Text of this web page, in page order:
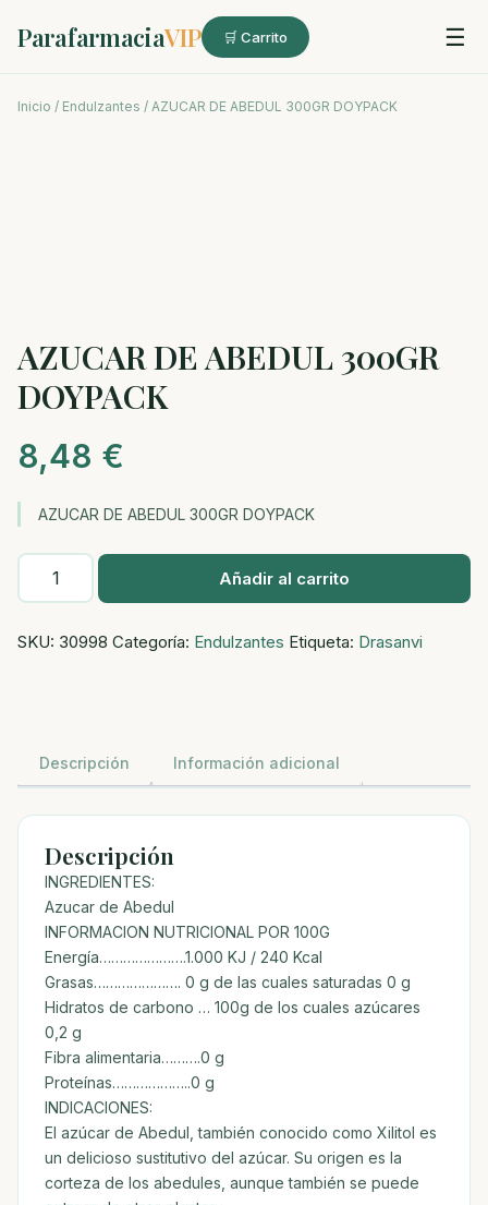
ParafarmaciaVIP 🛒 Carrito ☰
Inicio / Endulzantes / AZUCAR DE ABEDUL 300GR DOYPACK
AZUCAR DE ABEDUL 300GR
DOYPACK
8,48 €
AZUCAR DE ABEDUL 300GR DOYPACK
AZUCAR
300GR
Añadir al carrito
SKU: 30998 Categoría: Endulzantes Etiqueta: Drasanvi
Descripción Información adicional
Descripción
INGREDIENTES:
Azucar de Abedul
INFORMACION NUTRICIONAL POR 100G
Energía………………….1.000 KJ / 240 Kcal
Grasas…………………. 0 g de las cuales saturadas 0 g
Hidratos de carbono … 100g de los cuales azúcares
0,2 g
Fibra alimentaria……….0 g
Proteínas………………..0 g
INDICACIONES:
El azúcar de Abedul, también conocido como Xilitol es
un delicioso sustitutivo del azúcar. Su origen es la
corteza de los abedules, aunque también se puede